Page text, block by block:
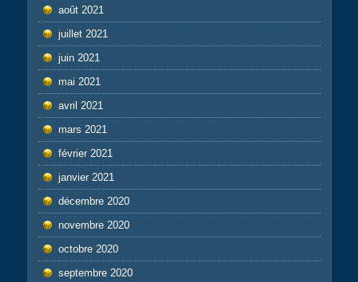
août 2021
juillet 2021
juin 2021
mai 2021
avril 2021
mars 2021
février 2021
janvier 2021
décembre 2020
novembre 2020
octobre 2020
septembre 2020